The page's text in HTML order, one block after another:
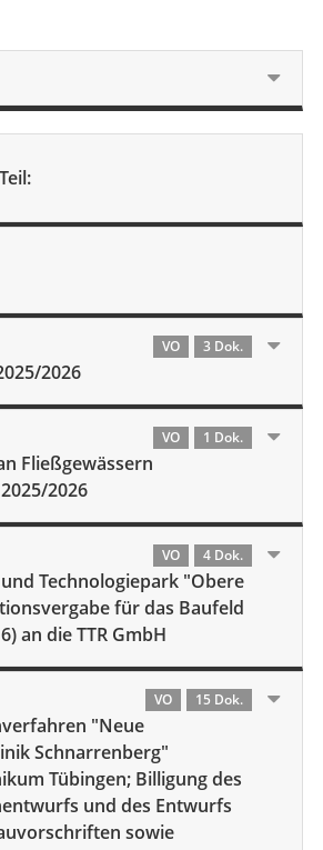
VO 3 Dok.
2026
VO 1 Dok.
Fließgewässern
2026
VO 4 Dok.
Technologiepark "Obere
für das Baufeld
an die TTR GmbH
VO 15 Dok.
"Neue
Schnarrenberg"
Tübingen; Billigung des
und des Entwurfs
sowie